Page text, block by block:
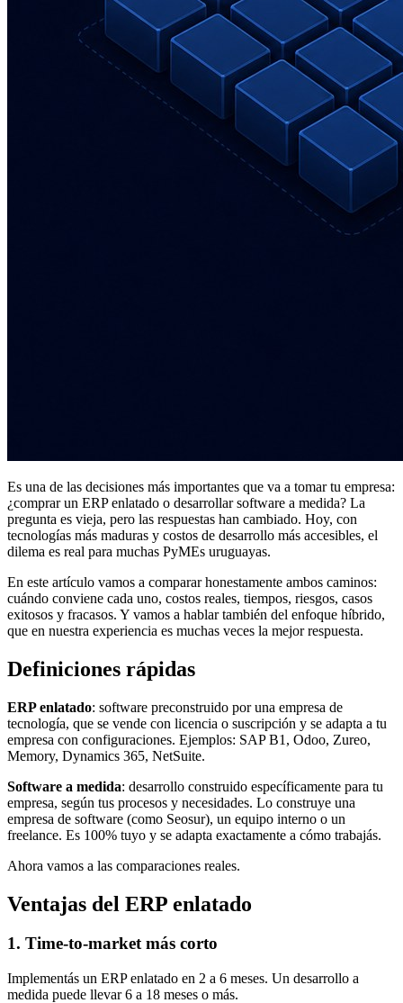
Es una de las decisiones más importantes que va a tomar tu empresa:
¿comprar un ERP enlatado o desarrollar software a medida? La
pregunta es vieja, pero las respuestas han cambiado. Hoy, con
tecnologías más maduras y costos de desarrollo más accesibles, el
dilema es real para muchas PyMEs uruguayas.
En este artículo vamos a comparar honestamente ambos caminos:
cuándo conviene cada uno, costos reales, tiempos, riesgos, casos
exitosos y fracasos. Y vamos a hablar también del enfoque híbrido,
que en nuestra experiencia es muchas veces la mejor respuesta.
Definiciones rápidas
ERP enlatado: software preconstruido por una empresa de
tecnología, que se vende con licencia o suscripción y se adapta a tu
empresa con configuraciones. Ejemplos: SAP B1, Odoo, Zureo,
Memory, Dynamics 365, NetSuite.
Software a medida: desarrollo construido específicamente para tu
empresa, según tus procesos y necesidades. Lo construye una
empresa de software (como Seosur), un equipo interno o un
freelance. Es 100% tuyo y se adapta exactamente a cómo trabajás.
Ahora vamos a las comparaciones reales.
Ventajas del ERP enlatado
1. Time-to-market más corto
Implementás un ERP enlatado en 2 a 6 meses. Un desarrollo a
medida puede llevar 6 a 18 meses o más.